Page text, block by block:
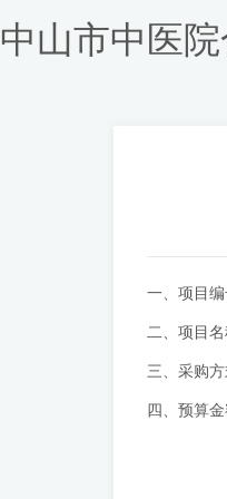
中山市中医
一、项目编
二、项目
三、采购
四、预算